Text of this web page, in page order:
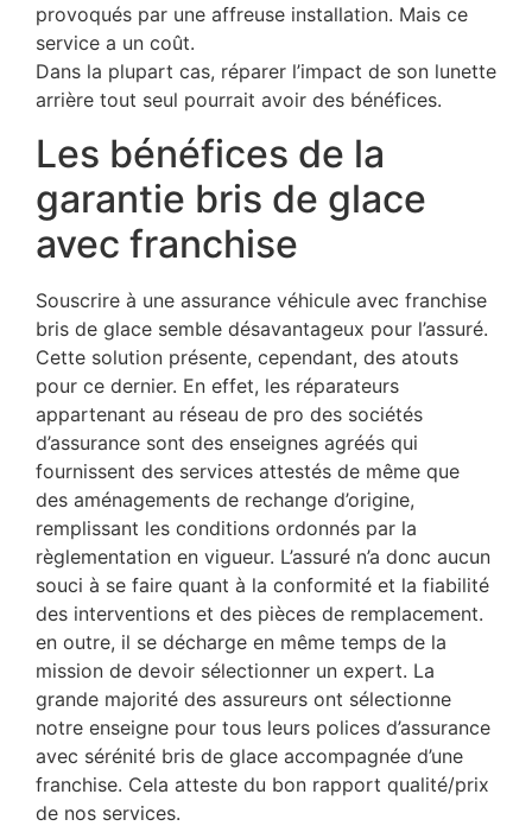
provoqués par une affreuse installation. Mais ce
service a un coût.
Dans la plupart cas, réparer l’impact de son lunette
arrière tout seul pourrait avoir des bénéfices.
Les bénéfices de la
garantie bris de glace
avec franchise
Souscrire à une assurance véhicule avec franchise
bris de glace semble désavantageux pour l’assuré.
Cette solution présente, cependant, des atouts
pour ce dernier. En effet, les réparateurs
appartenant au réseau de pro des sociétés
d’assurance sont des enseignes agréés qui
fournissent des services attestés de même que
des aménagements de rechange d’origine,
remplissant les conditions ordonnés par la
règlementation en vigueur. L’assuré n’a donc aucun
souci à se faire quant à la conformité et la fiabilité
des interventions et des pièces de remplacement.
en outre, il se décharge en même temps de la
mission de devoir sélectionner un expert. La
grande majorité des assureurs ont sélectionne
notre enseigne pour tous leurs polices d’assurance
avec sérénité bris de glace accompagnée d’une
franchise. Cela atteste du bon rapport qualité/prix
de nos services.